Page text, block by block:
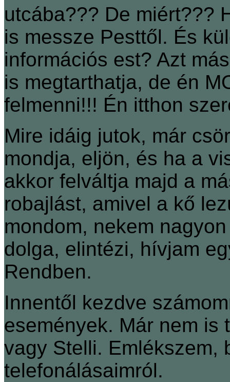
utcába??? De miért???
is messze Pesttől. És
információs est? Azt
is megtarthatja, de én
felmenni!!! Én itthon
Mire idáig jutok, már
mondja, eljön, és ha a
akkor felváltja majd a
robajlást, amivel a kő
mondom, nekem
dolga, elintézi, hívjam
Rendben.
Innentől kezdve
események. Már nem is
vagy Stelli. Emlékszem,
telefonálásaimról.